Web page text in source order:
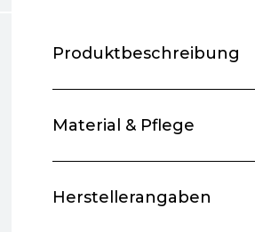
Produktbeschreibung
Material & Pflege
Herstellerangaben